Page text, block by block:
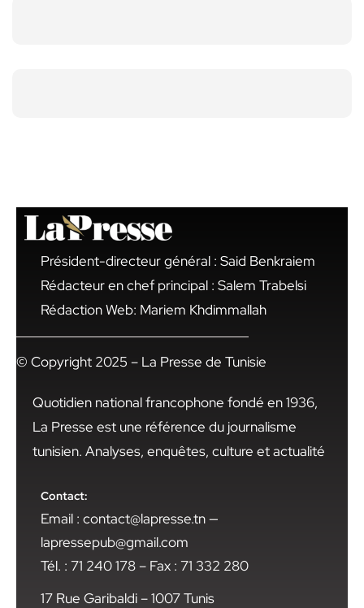
Président-directeur général : Said Benkraiem
Rédacteur en chef principal : Salem Trabelsi
Rédaction Web: Mariem Khdimmallah
© Copyright 2025 – La Presse de Tunisie
Quotidien national francophone fondé en 1936,
La Presse est une référence du journalisme
tunisien. Analyses, enquêtes, culture et actualité
Contact:
Email : contact@lapresse.tn —
lapressepub@gmail.com
Tél. : 71 240 178 – Fax : 71 332 280
17 Rue Garibaldi – 1007 Tunis